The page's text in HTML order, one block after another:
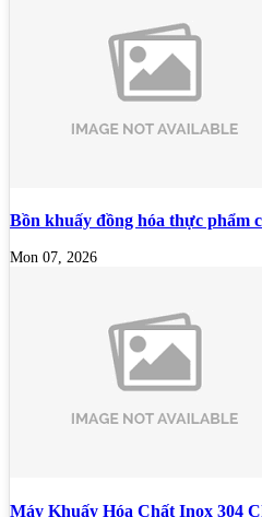
Bồn khuấy đồng hóa thực phẩm
Mon 07, 2026
Máy Khuấy Hóa Chất Inox 304